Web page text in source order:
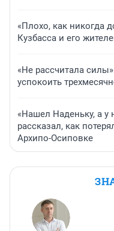
«Плохо, как никогда
Кузбасса и его
«Не рассчитала
успокоить
«Нашел Наденьку, а у
рассказал, как
Архипо-Осиповке